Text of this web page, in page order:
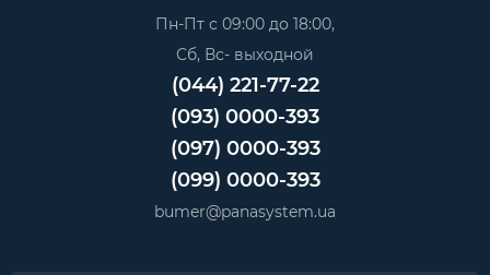
Пн-Пт с 09:00 до 18:00,
Сб, Вс- выходной
(044) 221-77-22
(093) 0000-393
(097) 0000-393
(099) 0000-393
bumer@panasystem.ua